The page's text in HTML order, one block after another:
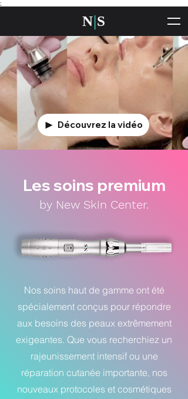
;
N|S
Découvrez la vidéo
Les soins premium
by New Skin Center.
Nos soins haut de gamme ont été
spécialement conçus pour répondre
aux besoins des peaux extrêmement
exigeantes. Que vous recherchiez un
rajeunissement intensif ou une
réparation cutanée importante, nos
nouveaux protocoles et cosmétiques